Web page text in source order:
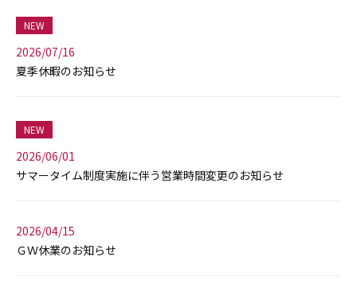
NEW
2026/07/16
夏季休暇のお知らせ
NEW
2026/06/01
サマータイム制度実施に伴う営業時間変更のお知らせ
2026/04/15
ＧＷ休業のお知らせ